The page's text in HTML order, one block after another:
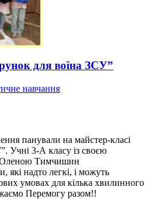
для воїна ЗСУ”
навчання
панували на майстер-класі
Учні 3-А класу із своєю
Тимчишин
які надто легкі, і можуть
умовах для кілька хвилинного
Перемогу разом!!